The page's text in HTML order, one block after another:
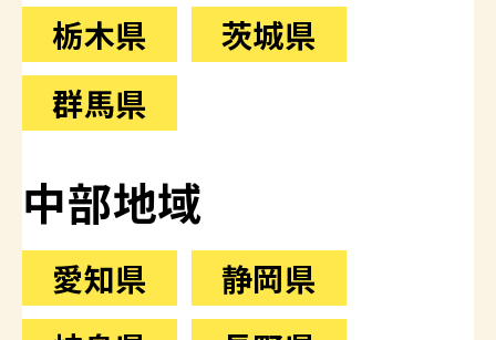
栃木県
茨城県
群馬県
中部地域
愛知県
静岡県